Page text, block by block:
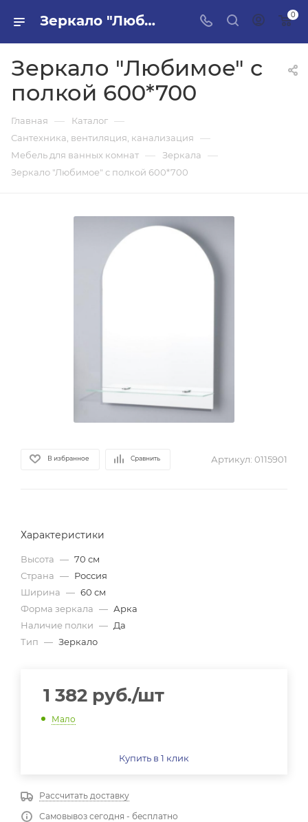
Зеркало "Любимое" с полкой 600*700 в ПИЛОН — купить стройматериалы в интернет-магазине ПИЛОН с доставкой оптом и в розницу 0
Зеркало "Любимое" с
полкой 600*700
Главная — Каталог —
Сантехника, вентиляция, канализация —
Мебель для ванных комнат — Зеркала —
Зеркало "Любимое" с полкой 600*700
В избранное Сравнить Артикул: 0115901
Характеристики
Высота — 70 см
Страна — Россия
Ширина — 60 см
Форма зеркала — Арка
Наличие полки — Да
Тип — Зеркало
1 382 руб./шт
Мало
Купить в 1 клик
Рассчитать доставку
Самовывоз сегодня - бесплатно